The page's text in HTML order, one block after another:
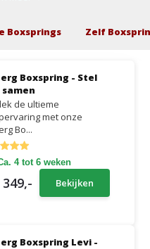
Boxsprings Zelf
Boxspring - Stel
de ultieme
met onze
Bo...
4 tot 6 weken
349,- Bekijken
Boxspring Levi -